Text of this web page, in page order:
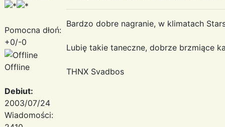
Pomocna dłoń:
+0/-0
Offline
Debiut:
2003/07/24
Wiadomości:
Bardzo dobre nagranie, w klimatach
Lubię takie taneczne, dobrze brzmiące
THNX Svadbos